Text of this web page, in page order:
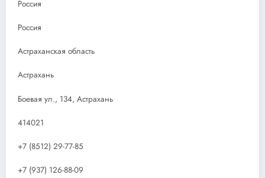
Россия
Россия
Астраханская область
Астрахань
Боевая ул., 134, Астрахань
414021
+7 (8512) 29-77-85
+7 (937) 126-88-09